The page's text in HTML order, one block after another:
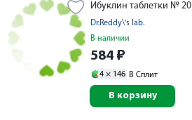
Ибуклин таблетки № 20
Dr.Reddy\'s lab.
В наличии
584 ₽
4 × 146 В Сплит
В корзину